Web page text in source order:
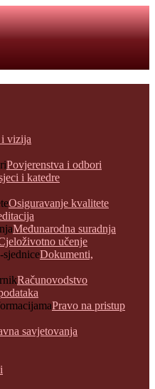
vizija
Povjerenstva i odbori
i katedre
Osiguravanje kvalitete
Međunarodna suradnja
učenje
Dokumenti,
Računovodstvo
Pravo na pristup
savjetovanja